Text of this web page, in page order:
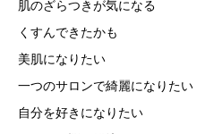
肌のざらつきが気になる
くすんできたかも
美肌になりたい
一つのサロンで綺麗になりたい
自分を好きになりたい